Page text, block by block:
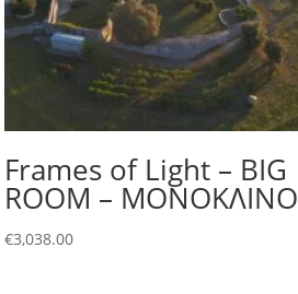
Frames of Light – BIG
ROOM – ΜΟΝΟΚΛΙΝΟ
€3,038.00